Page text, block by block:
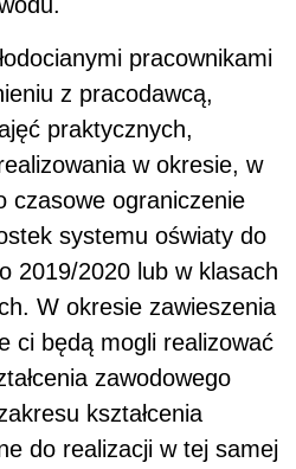
pracownikami
z pracodawcą,
praktycznych,
w okresie, w
czasowe ograniczenie
systemu oświaty do
2019/2020 lub w klasach
W okresie zawieszenia
ci będą mogli realizować
zawodowego
kształcenia
do realizacji w tej samej